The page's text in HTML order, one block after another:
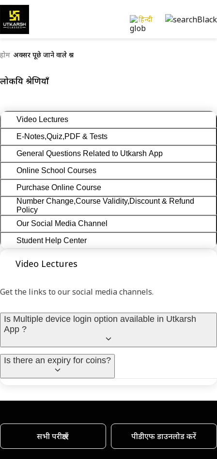
हिन्दी
होम अक्सर पूछे जाने वाले प्रश्न
लोकप्रिय श्रेणियाँ
Video Lectures
E-Notes,Quiz,PDF & Tests
General Questions Related to Utkarsh App
Online School Courses
Purchase Online Course
Number Change,Course Validity,Discount & Refund
Policy
Our Social Media Channel
Student Help Center
Video Lectures
Get the links to our social media channels.
Is Multiple device login option available in Utkarsh
App ?
Is there an expiry for coins?
सभी परीक्षाएँ पीडीएफ डाउनलोड करें